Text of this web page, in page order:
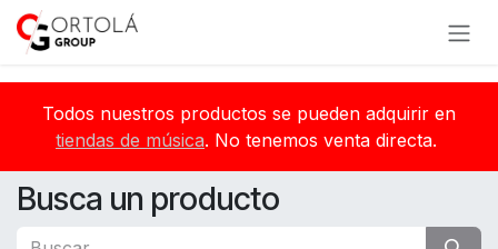
Ir al contenido
Todos nuestros productos se pueden adquirir en
tiendas de música. No tenemos venta directa.
Busca un producto